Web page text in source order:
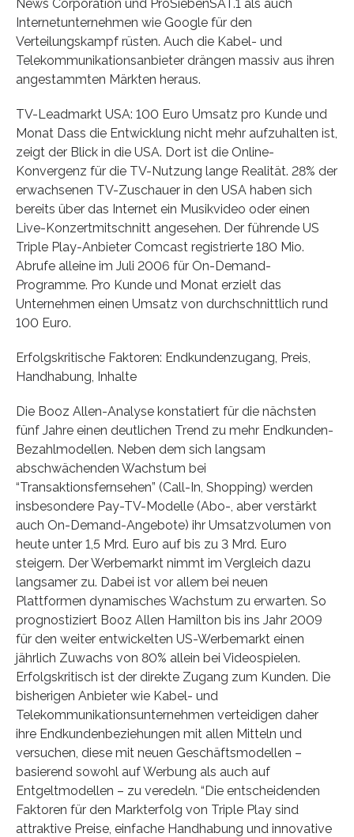
News Corporation und ProSiebenSAT.1 als auch
Internetunternehmen wie Google für den
Verteilungskampf rüsten. Auch die Kabel- und
Telekommunikationsanbieter drängen massiv aus ihren
angestammten Märkten heraus.
TV-Leadmarkt USA: 100 Euro Umsatz pro Kunde und
Monat Dass die Entwicklung nicht mehr aufzuhalten ist,
zeigt der Blick in die USA. Dort ist die Online-
Konvergenz für die TV-Nutzung lange Realität. 28% der
erwachsenen TV-Zuschauer in den USA haben sich
bereits über das Internet ein Musikvideo oder einen
Live-Konzertmitschnitt angesehen. Der führende US
Triple Play-Anbieter Comcast registrierte 180 Mio.
Abrufe alleine im Juli 2006 für On-Demand-
Programme. Pro Kunde und Monat erzielt das
Unternehmen einen Umsatz von durchschnittlich rund
100 Euro.
Erfolgskritische Faktoren: Endkundenzugang, Preis,
Handhabung, Inhalte
Die Booz Allen-Analyse konstatiert für die nächsten
fünf Jahre einen deutlichen Trend zu mehr Endkunden-
Bezahlmodellen. Neben dem sich langsam
abschwächenden Wachstum bei
“Transaktionsfernsehen” (Call-In, Shopping) werden
insbesondere Pay-TV-Modelle (Abo-, aber verstärkt
auch On-Demand-Angebote) ihr Umsatzvolumen von
heute unter 1,5 Mrd. Euro auf bis zu 3 Mrd. Euro
steigern. Der Werbemarkt nimmt im Vergleich dazu
langsamer zu. Dabei ist vor allem bei neuen
Plattformen dynamisches Wachstum zu erwarten. So
prognostiziert Booz Allen Hamilton bis ins Jahr 2009
für den weiter entwickelten US-Werbemarkt einen
jährlich Zuwachs von 80% allein bei Videospielen.
Erfolgskritisch ist der direkte Zugang zum Kunden. Die
bisherigen Anbieter wie Kabel- und
Telekommunikationsunternehmen verteidigen daher
ihre Endkundenbeziehungen mit allen Mitteln und
versuchen, diese mit neuen Geschäftsmodellen –
basierend sowohl auf Werbung als auch auf
Entgeltmodellen – zu veredeln. “Die entscheidenden
Faktoren für den Markterfolg von Triple Play sind
attraktive Preise, einfache Handhabung und innovative